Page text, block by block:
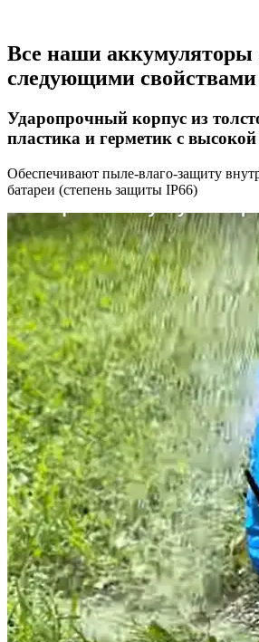
Все наши аккумуляторы
следующими свойствами
Ударопрочный корпус из
пластика и герметик с высокой
Обеспечивают пыле-влаго-защиту
батареи (степень защиты IP66)